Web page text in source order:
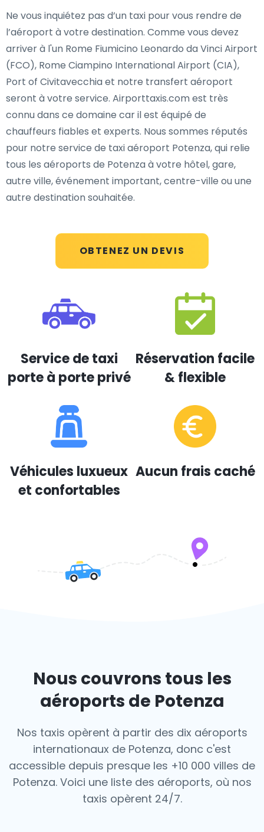
OBTENEZ UN DEVIS
Ne vous inquiétez pas d’un taxi pour vous rendre de
l’aéroport à votre destination. Comme vous devez
arriver à l'un Rome Fiumicino Leonardo da Vinci Airport
(FCO), Rome Ciampino International Airport (CIA),
Port of Civitavecchia et notre transfert aéroport
seront à votre service. Airporttaxis.com est très
connu dans ce domaine car il est équipé de
chauffeurs fiables et experts. Nous sommes réputés
pour notre service de taxi aéroport Potenza, qui relie
tous les aéroports de Potenza à votre hôtel, gare,
autre ville, événement important, centre-ville ou une
autre destination souhaitée.
Service de taxi
porte à porte privé
Réservation facile
& flexible
Véhicules luxueux
et confortables
Aucun frais caché
Nous couvrons tous les
aéroports de Potenza
Nos taxis opèrent à partir des dix aéroports
internationaux de Potenza, donc c'est
accessible depuis presque les +10 000 villes de
Potenza. Voici une liste des aéroports, où nos
taxis opèrent 24/7.